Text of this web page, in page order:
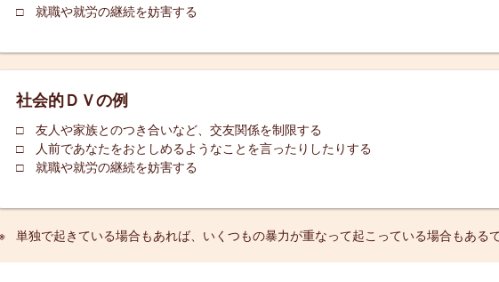
□ 就職や就労の継続を妨害する
社会的ＤＶの例
□ 友人や家族とのつき合いなど、交友関係を制限する
□ 人前であなたをおとしめるようなことを言ったりしたりする
□ 就職や就労の継続を妨害する
単独で起きている場合もあれば、いくつもの暴力が重なって起こっている場合もあるで